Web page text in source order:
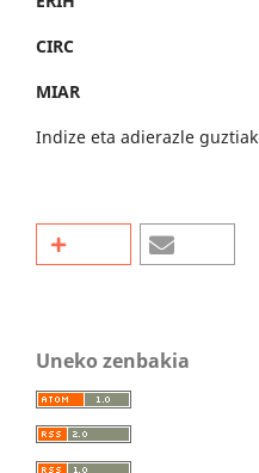
CIRC
MIAR
Indize eta adierazle guztiak
Uneko zenbakia